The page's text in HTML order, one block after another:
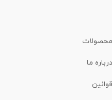
محصولات
درباره ما
قوانین